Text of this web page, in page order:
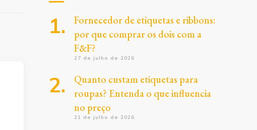
Fornecedor de etiquetas e ribbons:
por que comprar os dois com a
F&F?
27 de julho de 2026
Quanto custam etiquetas para
roupas? Entenda o que influencia
no preço
21 de julho de 2026